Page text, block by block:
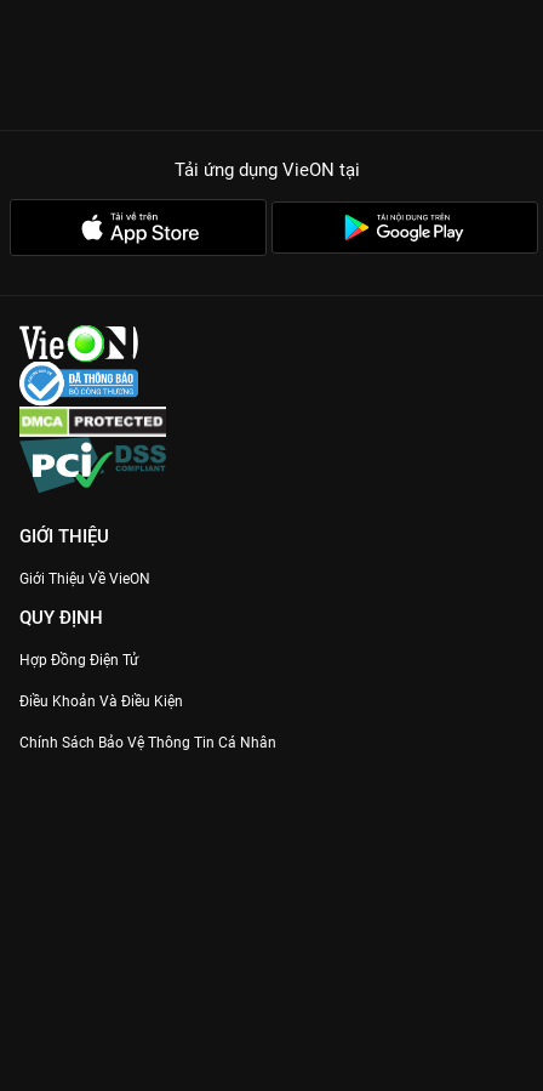
Tải ứng dụng VieON tại
GIỚI THIỆU
Giới Thiệu Về VieON
QUY ĐỊNH
Hợp Đồng Điện Tử
Điều Khoản Và Điều Kiện
Chính Sách Bảo Vệ Thông Tin Cá Nhân